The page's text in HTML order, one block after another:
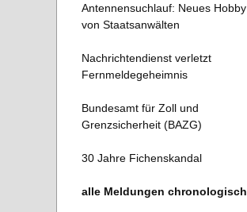
Antennensuchlauf: Neues Hobby
von Staatsanwälten
Nachrichtendienst verletzt
Fernmeldegeheimnis
Bundesamt für Zoll und
Grenzsicherheit (BAZG)
30 Jahre Fichenskandal
alle Meldungen chronologisch